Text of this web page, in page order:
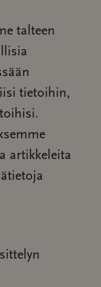
talteen
tietoihin,
artikkeleita